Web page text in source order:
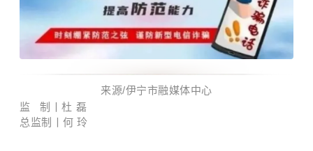
来源/伊宁市融媒体中心
监 制丨杜 磊
总监制丨何 玲